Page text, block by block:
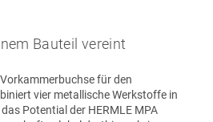
Bauteil vereint
für den
vier metallische Werkstoffe in
Potential der HERMLE MPA